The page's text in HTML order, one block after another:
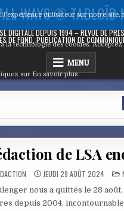
WAYS ® TABLOÏD
DIGITALE DEPUIS 1994 – REVUE DE
DE FOND, PUBLICATION DE
MENU
de LSA
JEUDI 29 AOÛT 2024
nous a quittés le 28 août,
depuis 2004,
utilisateur sur notre site,
la technologie des cookies. Acceptez
sur En savoir plus